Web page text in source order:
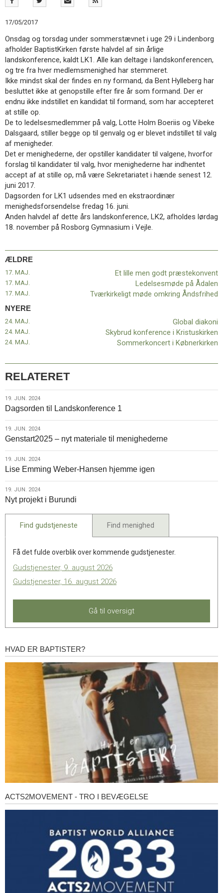
11.0:
Kalender
13.0:
Værktøjskassen
14.0:
Mission
15.0:
Om
BaptistKirken
16.0:
Kontakt
Næste
indlæg:
Global
diakoniForrige
indlæg:
Et
lille
men
godt
præstekonvent
17/05/2017
Onsdag og torsdag under sommerstævnet i uge 29 i Lindenborg
afholder BaptistKirken første halvdel af sin årlige
landskonference, kaldt LK1. Alle kan deltage i landskonferencen,
og tre fra hver medlemsmenighed har stemmeret.
Ikke mindst skal der findes en ny formand, da Bent Hylleberg har
besluttet ikke at genopstille efter fire år som formand. Der er
endnu ikke indstillet en kandidat til formand, som har accepteret
at stille op.
De to ledelsesmedlemmer på valg, Lotte Holm Boeriis og Vibeke
Dalsgaard, stiller begge op til genvalg og er blevet indstillet til valg
af menigheder.
Det er menighederne, der opstiller kandidater til valgene, hvorfor
forslag til kandidater til valg, hvor menighederne har indhentet
accept af at stille op, må være Sekretariatet i hænde senest 12.
juni 2017.
Dagsorden for LK1 udsendes med en ekstraordinær
menighedsforsendelse fredag 16. juni.
Anden halvdel af dette års landskonference, LK2, afholdes lørdag
18. november på Rosborg Gymnasium i Vejle.
ÆLDRE
17. MAJ. Et lille men godt præstekonvent
17. MAJ. Ledelsesmøde på Ådalen
17. MAJ. Tværkirkeligt møde omkring Åndsfrihed
NYERE
Global diakoni
24. MAJ.
Skybrud konference i Kristuskirken
24. MAJ.
Sommerkoncert i Købnerkirken
24. MAJ.
RELATERET
19.
jun.
2024
19. JUN. 2024
Dagsorden til Landskonference 1
19.
jun.
2024
19. JUN. 2024
Genstart2025 – nyt materiale til menighederne
19.
jun.
2024
19. JUN. 2024
Lise Emming Weber-Hansen hjemme igen
19.
jun.
2024
19. JUN. 2024
Nyt projekt i Burundi
Find gudstjeneste Find menighed
Få det fulde overblik over kommende gudstjenester.
Gudstjenester, 9. august 2026
Gudstjenester, 16. august 2026
Gå til oversigt
Hvad
er
HVAD ER BAPTISTER?
Acts2Movement
ACTS2MOVEMENT - TRO I BEVÆGELSE